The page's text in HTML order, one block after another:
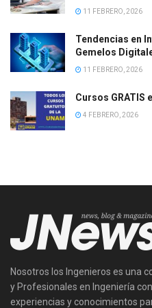
11 FEBRERO, 2026
Tendencias en
Gemelos
11 FEBRERO, 2026
Cursos GRATIS
4 FEBRERO, 2026
Nosotros los Ingenieros es una
y Profesionales en Ingeniería
experiencias y conocimientos